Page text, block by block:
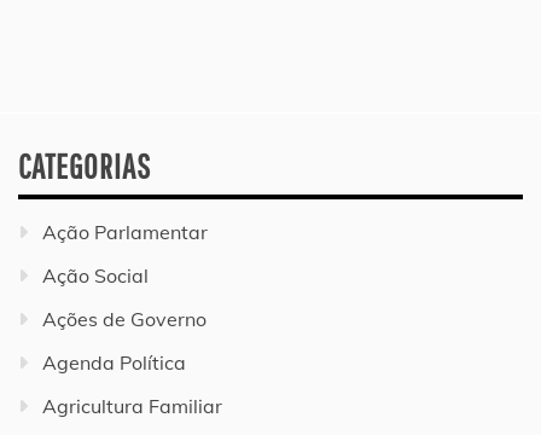
CATEGORIAS
Ação Parlamentar
Ação Social
Ações de Governo
Agenda Política
Agricultura Familiar